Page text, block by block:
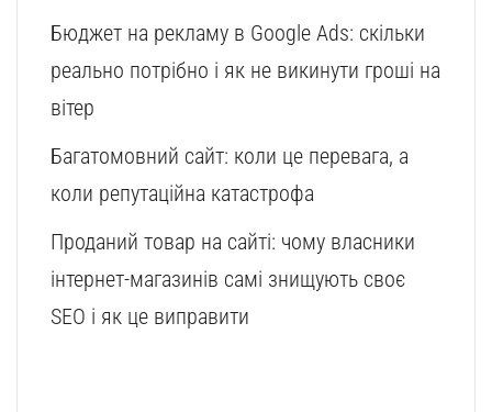
Бюджет на рекламу в Google Ads: скільки
реально потрібно і як не викинути гроші на
вітер
Багатомовний сайт: коли це перевага, а
коли репутаційна катастрофа
Проданий товар на сайті: чому власники
інтернет-магазинів самі знищують своє
SEO і як це виправити